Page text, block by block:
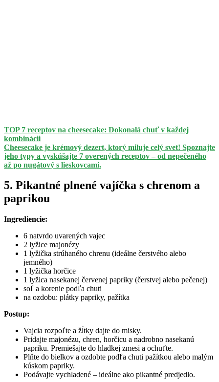
TOP 7 receptov na cheesecake: Dokonalá chuť v každej
kombinácii
Cheesecake je krémový dezert, ktorý miluje celý svet! Spoznajte
jeho typy a vyskúšajte 7 overených receptov – od nepečeného
až po nugátový s lieskovcami.
5. Pikantné plnené vajíčka s chrenom a
paprikou
Ingrediencie:
6 natvrdo uvarených vajec
2 lyžice majonézy
1 lyžička strúhaného chrenu (ideálne čerstvého alebo
jemného)
1 lyžička horčice
1 lyžica nasekanej červenej papriky (čerstvej alebo pečenej)
soľ a korenie podľa chuti
na ozdobu: plátky papriky, pažítka
Postup:
Vajcia rozpoľte a žĺtky dajte do misky.
Pridajte majonézu, chren, horčicu a nadrobno nasekanú
papriku. Premiešajte do hladkej zmesi a ochuťte.
Plňte do bielkov a ozdobte podľa chuti pažítkou alebo malým
kúskom papriky.
Podávajte vychladené – ideálne ako pikantné predjedlo.